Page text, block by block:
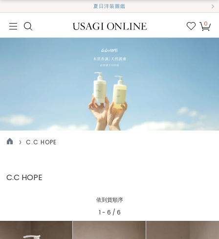
夏日洋裝圖鑑
我的
0
C.C HOPE
C.C HOPE
依到貨順序
1 - 6 / 6